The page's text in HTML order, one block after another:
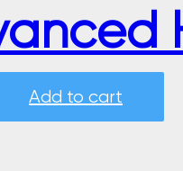
Add to cart